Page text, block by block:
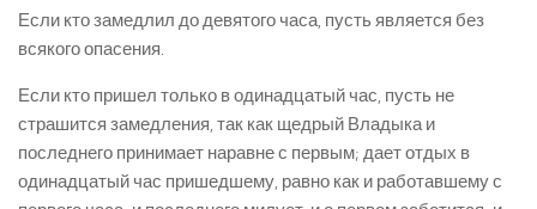
Если кто замедлил до девятого часа, пусть является без
всякого опасения.
Если кто пришел только в одинадцатый час, пусть не
страшится замедления, так как щедрый Владыка и
последнего принимает наравне с первым; дает отдых в
одинадцатый час пришедшему, равно как и работавшему с